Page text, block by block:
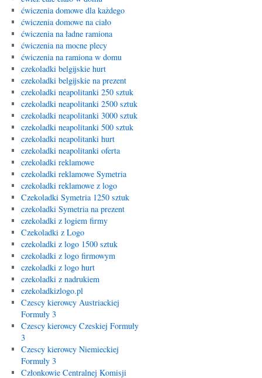
ćwiczenia domowe dla każdego
ćwiczenia domowe na ciało
ćwiczenia na ładne ramiona
ćwiczenia na mocne plecy
ćwiczenia na ramiona w domu
czekoladki belgijskie hurt
czekoladki belgijskie na prezent
czekoladki neapolitanki 250 sztuk
czekoladki neapolitanki 2500 sztuk
czekoladki neapolitanki 3000 sztuk
czekoladki neapolitanki 500 sztuk
czekoladki neapolitanki hurt
czekoladki neapolitanki oferta
czekoladki reklamowe
czekoladki reklamowe Symetria
czekoladki reklamowe z logo
Czekoladki Symetria 1250 sztuk
czekoladki Symetria na prezent
czekoladki z logiem firmy
Czekoladki z Logo
czekoladki z logo 1500 sztuk
czekoladki z logo firmowym
czekoladki z logo hurt
czekoladki z nadrukiem
czekoladkizlogo.pl
Czescy kierowcy Austriackiej
Formuły 3
Czescy kierowcy Czeskiej Formuły
3
Czescy kierowcy Niemieckiej
Formuły 3
Członkowie Centralnej Komisji